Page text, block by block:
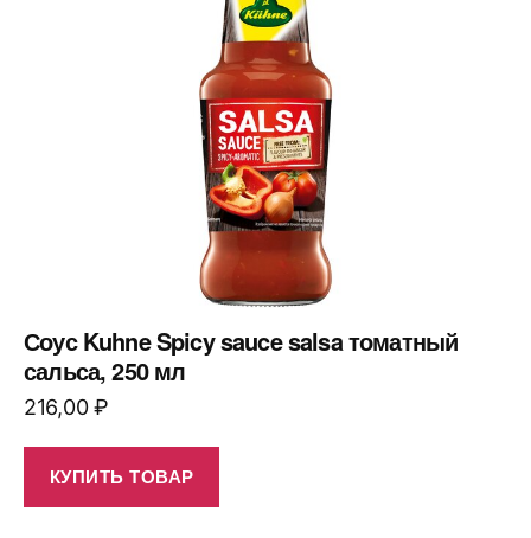
Соус Kuhne Spicy sauce salsa томатный
сальса, 250 мл
216,00₽
КУПИТЬ ТОВАР